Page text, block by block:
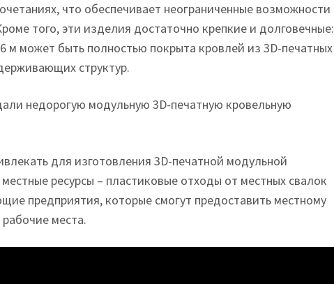
что обеспечивает неограниченные возможности
того, эти изделия достаточно крепкие и долговечные:
м может быть полностью покрыта кровлей из 3D-печатных
структур.
для изготовления 3D-печатной модульной
ресурсы – пластиковые отходы от местных свалок
предприятия, которые смогут предоставить местному
места.